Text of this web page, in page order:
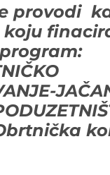
provodi